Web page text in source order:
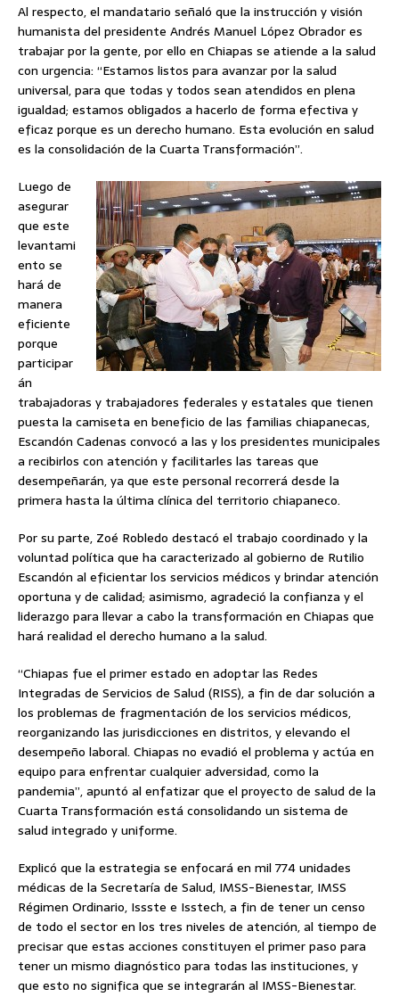
Al respecto, el mandatario señaló que la instrucción y visión
humanista del presidente Andrés Manuel López Obrador es
trabajar por la gente, por ello en Chiapas se atiende a la salud
con urgencia: “Estamos listos para avanzar por la salud
universal, para que todas y todos sean atendidos en plena
igualdad; estamos obligados a hacerlo de forma efectiva y
eficaz porque es un derecho humano. Esta evolución en salud
es la consolidación de la Cuarta Transformación”.
Luego de
asegurar
que este
levantami
ento se
hará de
manera
eficiente
porque
participar
án
trabajadoras y trabajadores federales y estatales que tienen
puesta la camiseta en beneficio de las familias chiapanecas,
Escandón Cadenas convocó a las y los presidentes municipales
a recibirlos con atención y facilitarles las tareas que
desempeñarán, ya que este personal recorrerá desde la
primera hasta la última clínica del territorio chiapaneco.
Por su parte, Zoé Robledo destacó el trabajo coordinado y la
voluntad política que ha caracterizado al gobierno de Rutilio
Escandón al eficientar los servicios médicos y brindar atención
oportuna y de calidad; asimismo, agradeció la confianza y el
liderazgo para llevar a cabo la transformación en Chiapas que
hará realidad el derecho humano a la salud.
“Chiapas fue el primer estado en adoptar las Redes
Integradas de Servicios de Salud (RISS), a fin de dar solución a
los problemas de fragmentación de los servicios médicos,
reorganizando las jurisdicciones en distritos, y elevando el
desempeño laboral. Chiapas no evadió el problema y actúa en
equipo para enfrentar cualquier adversidad, como la
pandemia”, apuntó al enfatizar que el proyecto de salud de la
Cuarta Transformación está consolidando un sistema de
salud integrado y uniforme.
Explicó que la estrategia se enfocará en mil 774 unidades
médicas de la Secretaría de Salud, IMSS-Bienestar, IMSS
Régimen Ordinario, Issste e Isstech, a fin de tener un censo
de todo el sector en los tres niveles de atención, al tiempo de
precisar que estas acciones constituyen el primer paso para
tener un mismo diagnóstico para todas las instituciones, y
que esto no significa que se integrarán al IMSS-Bienestar.